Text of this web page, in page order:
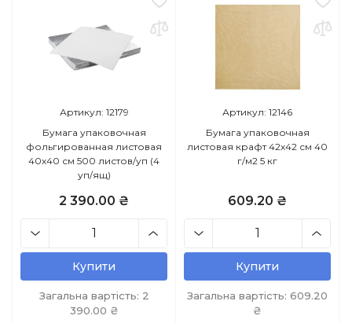
Артикул: 12179
Бумага упаковочная
фольгированная листовая
40х40 см 500 листов/уп (4
уп/ящ)
2 390.00 ₴
Купити
Загальна вартість: 2
390.00 ₴
Артикул: 12146
Бумага упаковочная
листовая крафт 42х42 см 40
г/м2 5 кг
609.20 ₴
Купити
Загальна вартість: 609.20
₴